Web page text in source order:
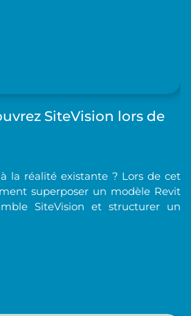
SiteVision lors de
la réalité existante ? Lors de cet
superposer un modèle Revit
SiteVision et structurer un